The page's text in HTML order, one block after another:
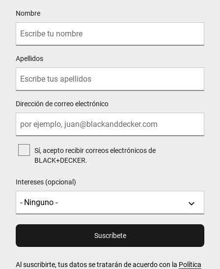
Nombre
Apellidos
Dirección de correo electrónico
Sí, acepto recibir correos electrónicos de
BLACK+DECKER.
Intereses (opcional)
Al suscribirte, tus datos se tratarán de acuerdo con la Política